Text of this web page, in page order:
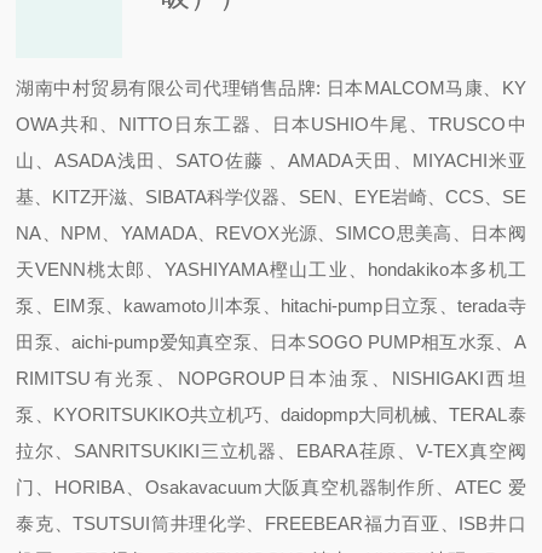
湖南中村贸易有限公司代理销售品牌: 日本MALCOM马康、KY
OWA共和、NITTO日东工器、日本USHIO牛尾、TRUSCO中
山、ASADA浅田、SATO佐藤 、AMADA天田、MIYACHI米亚
基、KITZ开滋、SIBATA科学仪器、SEN、EYE岩崎、CCS、SE
NA、NPM、YAMADA、REVOX光源、SIMCO思美高、日本阀
天VENN桃太郎、YASHIYAMA樫山工业、hondakiko本多机工
泵、EIM泵、kawamoto川本泵、hitachi-pump日立泵、terada寺
田泵、aichi-pump爱知真空泵、日本SOGO PUMP相互水泵、A
RIMITSU有光泵、NOPGROUP日本油泵、NISHIGAKI西坦
泵、KYORITSUKIKO共立机巧、daidopmp大同机械、TERAL泰
拉尔、SANRITSUKIKI三立机器、EBARA荏原、V-TEX真空阀
门、HORIBA、Osakavacuum大阪真空机器制作所、ATEC 爱
泰克、TSUTSUI筒井理化学、FREEBEAR福力百亚、ISB井口